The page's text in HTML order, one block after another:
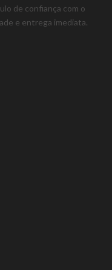
de confiança com o
e entrega imediata.